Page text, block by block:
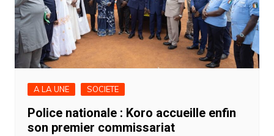
A LA UNE SOCIETE
Police nationale : Koro accueille enfin
son premier commissariat